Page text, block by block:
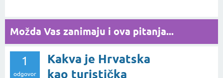
Možda Vas zanimaju i ova pitanja...
1
odgovor
Kakva je Hrvatska
kao turistička